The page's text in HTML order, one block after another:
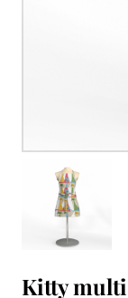
Kitty